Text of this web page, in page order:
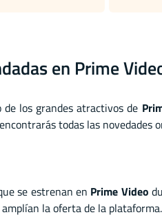
en Prime
los grandes atractivos de
todas las
se estrenan en Prime Video
la oferta de la